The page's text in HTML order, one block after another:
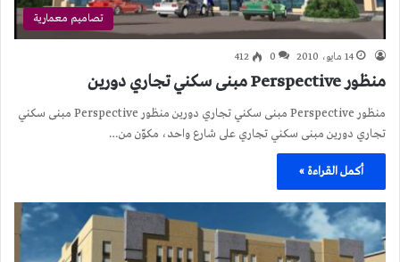
تصاميم معمارية
14 مايو، 2010 0
412
منظور Perspective مبنى سكني تجاري دورين
منظور Perspective مبنى سكني تجاري دورين منظور Perspective مبنى سكني
تجاري دورين مبنى سكني تجاري على شارع واحد، مكوّن من…
أكمل القراءة »